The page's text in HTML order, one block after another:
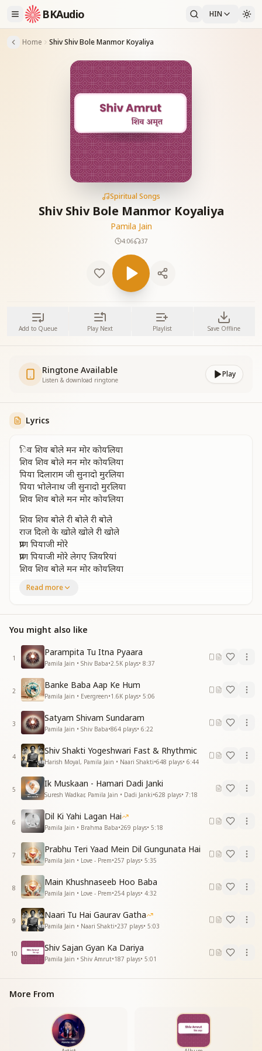
BKAudio HIN
Home Shiv Shiv Bole Manmor Koyaliya
Spiritual Songs
Shiv Shiv Bole Manmor Koyaliya
Pamila Jain
4:06 37
Add to Queue Play Next Playlist Save Offline
Ringtone Available
Listen & download ringtone
Play
Lyrics
िव शिव बोले मन मोर कोयलिया
शिव शिव बोले मन मोर कोयलिया
पिया दिलाराम जी सुनादो मुरलिया
पिया भोलेनाथ जी सुनादो मुरलिया
शिव शिव बोले मन मोर कोयलिया
शिव शिव बोले री बोले री बोले
राज दिलो के खोले खोले री खोले
प्राण पियाजी मोरे
प्राण पियाजी मोरे लेगए जियरियां
शिव शिव बोले मन मोर कोयलिया
प्रभु मिलन की अगन लिए मन में
देश पराया माया जाल बिछाया है
खेल जगत का अंत न पाया है
जग भूल भुलैया न पाए डगरिया
शिव शिव बोले मन मोर कोयलिया
शिव शिव बोले मन मोर कोयलिया
ज्ञान योग करो धारना सेवा
प्रभु प्यार का पावो मेवा
जीवन कमल समान बनालो
सत्य शिवम सुंदर अपनालो
इंद्रधनुषी की बने चुनरिया
शिव शिव बोले मन मोर कोयलिया
शिव शिव बोले मन मोर कोयलिया
पिया दिलाराम जी सुनादो मुरलिया
पिया भोलेनाथ जी सुनादो मुरलिया
शिव शिव बोले मन मोर कोयलिया
शिव शिव बोले मन मोर कोयलिया
शिव शिव बोले मन मोर कोयलिय
शिव शिव बोले मन मोर कोयलिया
शिव शिव बोले मन मोर कोयलिया
_____ __
Read more
You might also like
1
Parampita Tu Itna Pyaara
Pamila Jain • Shiv Baba•2.5K plays• 8:37
2
Banke Baba Aap Ke Hum
Pamila Jain • Evergreen•1.6K plays• 5:06
3
Satyam Shivam Sundaram
Pamila Jain • Shiv Baba•864 plays• 6:22
4
Shiv Shakti Yogeshwari Fast & Rhythmic
Harish Moyal, Pamila Jain • Naari Shakti•648 plays• 6:44
5
Ik Muskaan - Hamari Dadi Janki
Suresh Wadkar, Pamila Jain • Dadi Janki•628 plays• 7:18
6
Dil Ki Yahi Lagan Hai
Pamila Jain • Brahma Baba•269 plays• 5:18
7
Prabhu Teri Yaad Mein Dil Gungunata Hai
Pamila Jain • Love - Prem•257 plays• 5:35
8
Main Khushnaseeb Hoo Baba
Pamila Jain • Love - Prem•254 plays• 4:32
9
Naari Tu Hai Gaurav Gatha
Pamila Jain • Naari Shakti•237 plays• 5:03
10
Shiv Sajan Gyan Ka Dariya
Pamila Jain • Shiv Amrut•187 plays• 5:01
More From